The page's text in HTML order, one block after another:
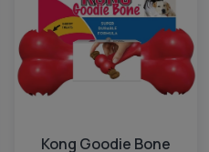
Kong Goodie Bone